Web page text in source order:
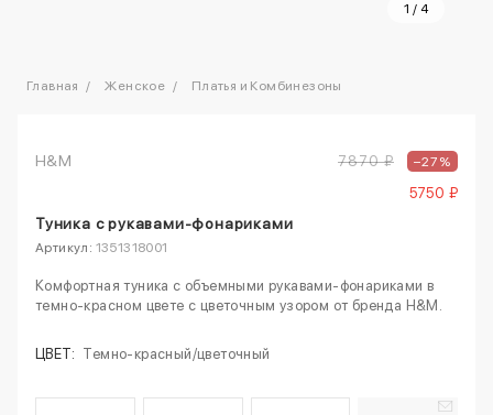
1 / 4
Главная Женское Платья и Комбинезоны
H&M 7870 ₽ –27%
5750 ₽
Туника с рукавами-фонариками
Артикул: 1351318001
Комфортная туника с объемными рукавами-фонариками в
темно-красном цвете с цветочным узором от бренда H&M.
ЦВЕТ: Темно-красный/цветочный